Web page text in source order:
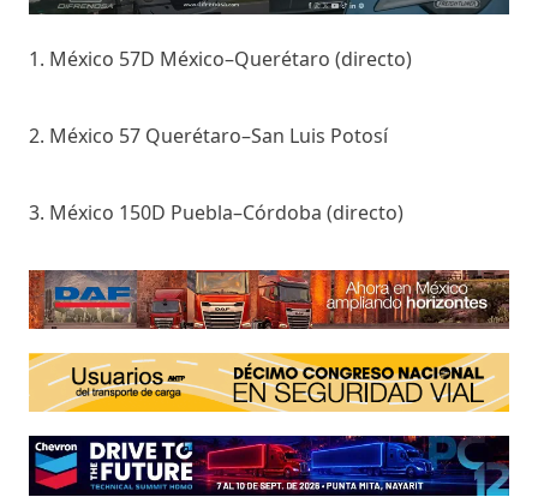
1. México 57D México–Querétaro (directo)
2. México 57 Querétaro–San Luis Potosí
3. México 150D Puebla–Córdoba (directo)